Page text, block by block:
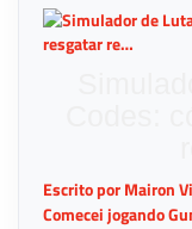
Escrito por Mairon
Comecei jogando